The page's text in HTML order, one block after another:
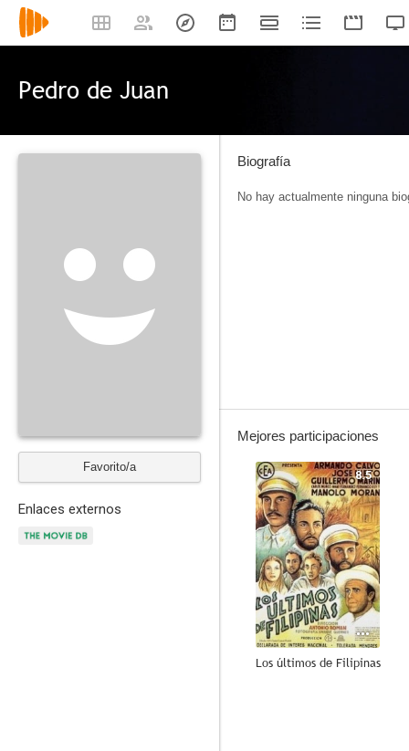
Pedro de Juan
Favorito/a
Enlaces externos
Biografía
No hay actualmente ninguna
Mejores participaciones
8.5
Los últimos de Filipinas